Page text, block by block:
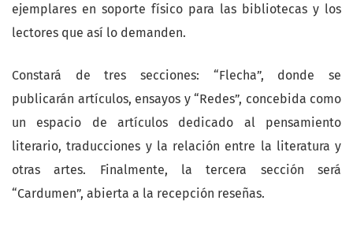
ejemplares en soporte físico para las bibliotecas y los
lectores que así lo demanden.
Constará de tres secciones: “Flecha”, donde se
publicarán artículos, ensayos y “Redes”, concebida como
un espacio de artículos dedicado al pensamiento
literario, traducciones y la relación entre la literatura y
otras artes. Finalmente, la tercera sección será
“Cardumen”, abierta a la recepción reseñas.